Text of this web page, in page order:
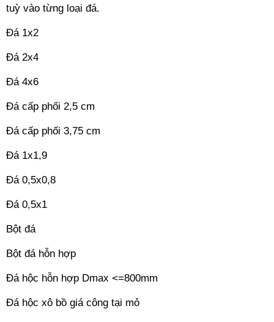
tuỳ vào từng loại đá.
Đá 1x2
Đá 2x4
Đá 4x6
Đá cấp phối 2,5 cm
Đá cấp phối 3,75 cm
Đá 1x1,9
Đá 0,5x0,8
Đá 0,5x1
Bột đá
Bột đá hỗn hợp
Đá hộc hỗn hợp Dmax <=800mm
Đá hộc xô bồ giá công tại mỏ